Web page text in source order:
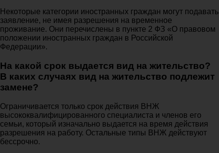
Некоторые категории иностранных граждан могут подавать
заявление, не имея разрешения на временное
проживание. Они перечислены в пункте 2 ФЗ «О правовом
положении иностранных граждан в Российской
Федерации».
На какой срок выдается вид на жительство?
В каких случаях вид на жительство подлежит
замене?
Ограничивается только срок действия ВНЖ
высококвалифицированного специалиста и членов его
семьи, который изначально выдается на время действия
разрешения на работу. Остальные типы ВНЖ действуют
бессрочно.